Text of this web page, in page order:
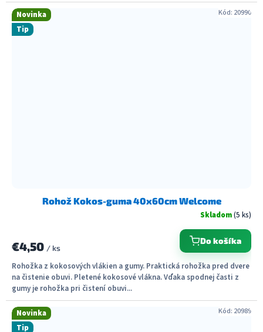
Novinka
Tip
Rohož Kokos-guma 40x60cm Welcome
Skladom(5 ks)
€4,50 / ks
Do košíka
Rohožka z kokosových vlákien a gumy. Praktická rohožka pred dvere
na čistenie obuvi. Pletené kokosové vlákna. Vďaka spodnej časti z
gumy je rohožka pri čistení obuvi...
Kód: 20990
Novinka
Tip
Kód: 20989